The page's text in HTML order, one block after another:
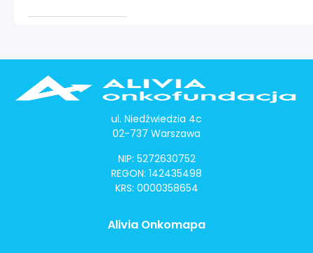
ul. Niedźwiedzia 4c
02-737 Warszawa
NIP: 5272630752
REGON: 142435498
KRS: 0000358654
Alivia Onkomapa